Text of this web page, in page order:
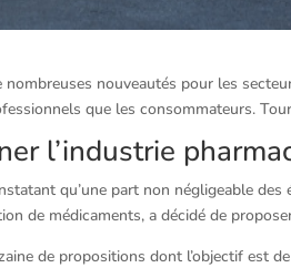
nouveautés pour les
que les consommateurs.
l’industrie
qu’une part non négligeable
de médicaments, a décidé de
de propositions dont l’objectif est